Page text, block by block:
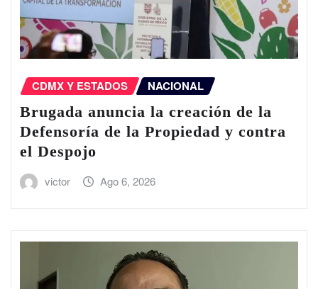
CDMX Y ESTADOS NACIONAL
Brugada anuncia la creación de la
Defensoría de la Propiedad y contra
el Despojo
victor Ago 6, 2026